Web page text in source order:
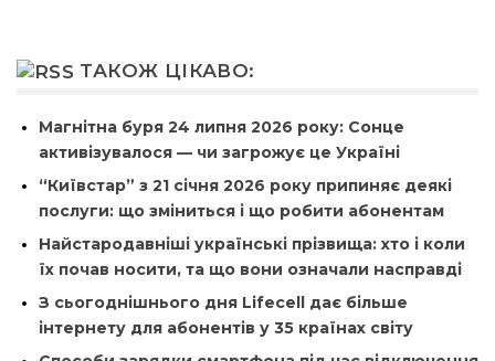
ТАКОЖ ЦІКАВО:
Магнітна буря 24 липня 2026 року: Сонце
активізувалося — чи загрожує це Україні
“Київстар” з 21 січня 2026 року припиняє деякі
послуги: що зміниться і що робити абонентам
Найстародавніші українські прізвища: хто і коли
їх почав носити, та що вони означали насправді
З сьогоднішнього дня Lifecell дає більше
інтернету для абонентів у 35 країнах світу